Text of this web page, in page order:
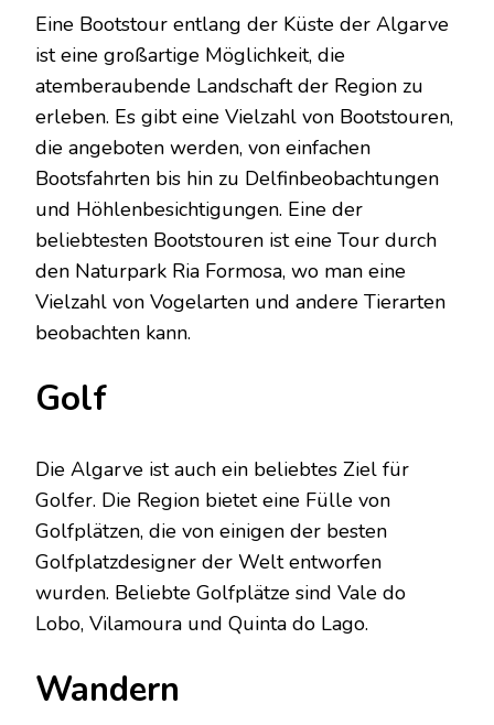
Eine Bootstour entlang der Küste der Algarve
ist eine großartige Möglichkeit, die
atemberaubende Landschaft der Region zu
erleben. Es gibt eine Vielzahl von Bootstouren,
die angeboten werden, von einfachen
Bootsfahrten bis hin zu Delfinbeobachtungen
und Höhlenbesichtigungen. Eine der
beliebtesten Bootstouren ist eine Tour durch
den Naturpark Ria Formosa, wo man eine
Vielzahl von Vogelarten und andere Tierarten
beobachten kann.
Golf
Die Algarve ist auch ein beliebtes Ziel für
Golfer. Die Region bietet eine Fülle von
Golfplätzen, die von einigen der besten
Golfplatzdesigner der Welt entworfen
wurden. Beliebte Golfplätze sind Vale do
Lobo, Vilamoura und Quinta do Lago.
Wandern